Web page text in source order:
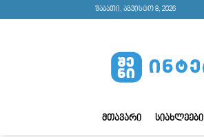
შაბათი, აგვისტო 8, 2026
ᲛᲗᲐᲕᲐᲠᲘ ᲡᲘᲐᲮᲚᲔᲔᲑᲘ